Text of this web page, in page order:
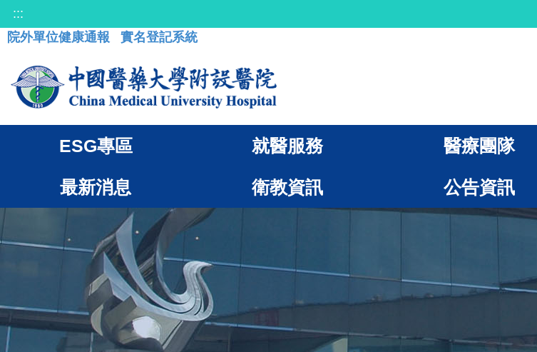
:::
院外單位健康通報
實名登記系統
ESG專區 就醫服務 醫療團隊
最新消息 衛教資訊 公告資訊